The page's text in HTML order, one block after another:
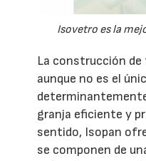
Isovetro es la
La construcción
aunque no es el
granja eficiente y
sentido, Isopan
se componen de